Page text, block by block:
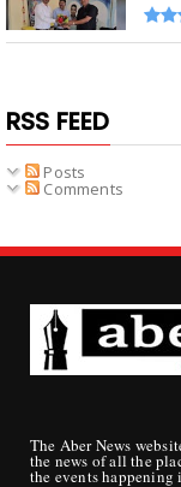
RSS FEED
Posts
Comments
The Aber News
the news of all the
the events